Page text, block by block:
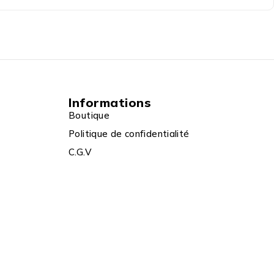
Informations
Boutique
Politique de confidentialité
C.G.V